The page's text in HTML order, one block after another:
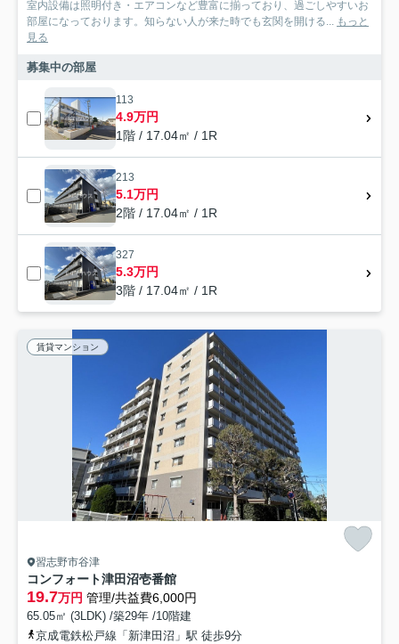
室内設備は照明付き・エアコンなど豊富に揃っており、過ごしやすいお
部屋になっております。知らない人が来た時でも玄関を開ける... もっと
見る
募集中の部屋
113
4.9万円
1階 / 17.04㎡ / 1R
213
5.1万円
2階 / 17.04㎡ / 1R
327
5.3万円
3階 / 17.04㎡ / 1R
賃貸マンション
習志野市谷津
コンフォート津田沼壱番館
19.7万円 管理/共益費6,000円
65.05㎡ (3LDK) /築29年 /10階建
京成電鉄松戸線「新津田沼」駅 徒歩9分